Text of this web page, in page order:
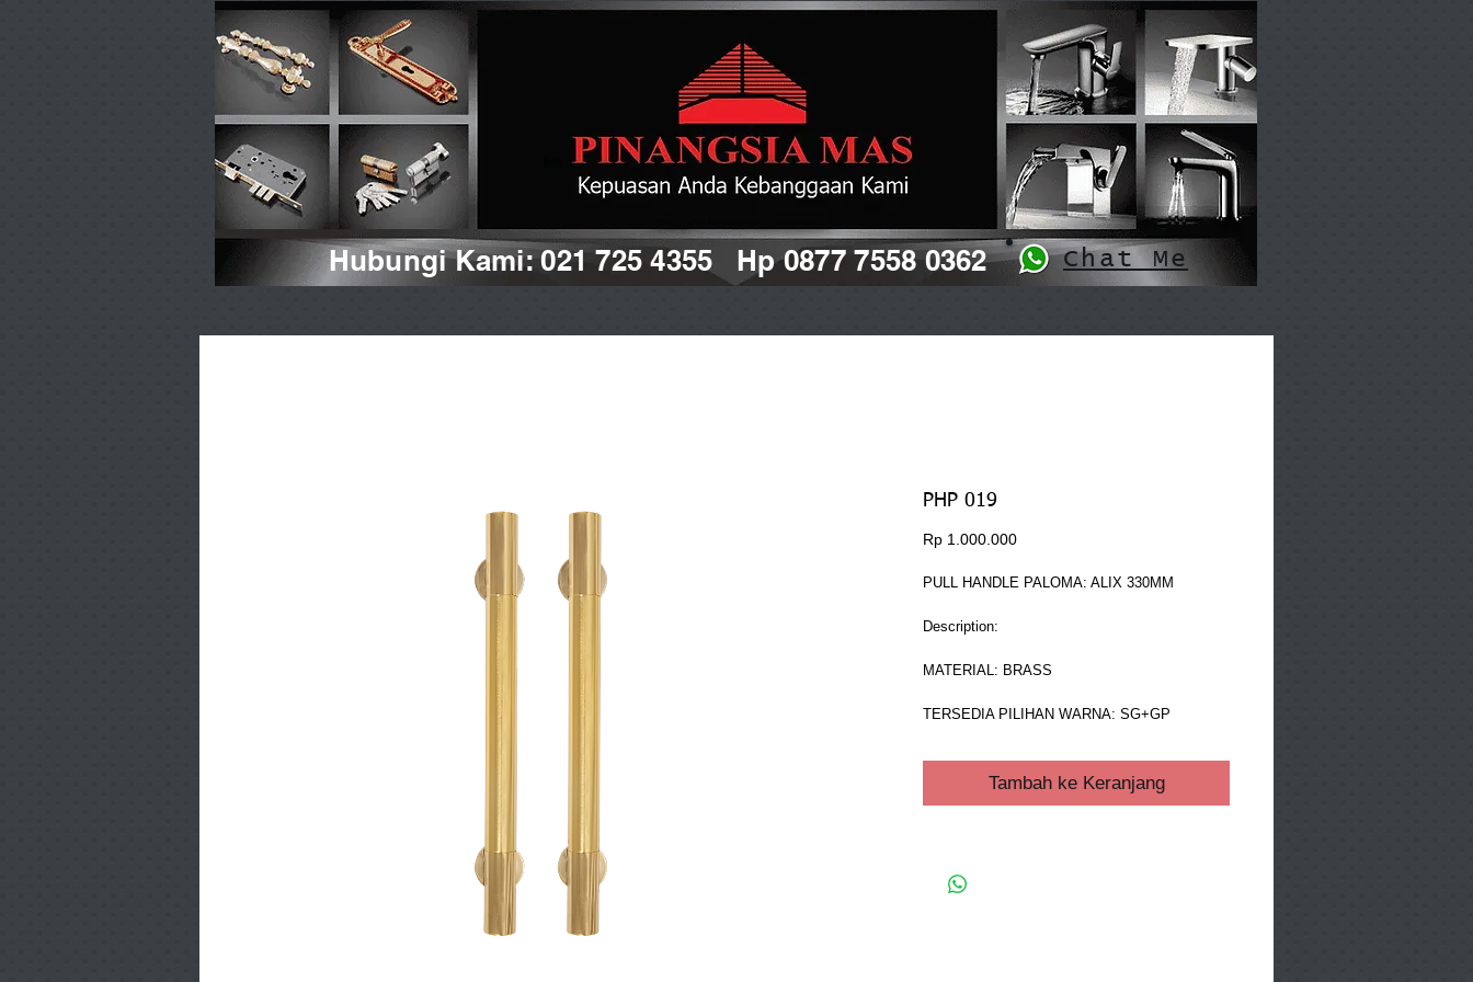
Hubungi Kami: 021 725 4355 Hp 0877 7558 0362 Chat Me
PHP 019
Rp 1.000.000Harga
PULL HANDLE PALOMA: ALIX 330MM
Description:
MATERIAL: BRASS
TERSEDIA PILIHAN WARNA: SG+GP
Tambah ke Keranjang